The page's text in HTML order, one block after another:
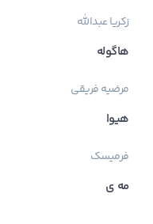
زکریا عبدالله
هاگوله
مرضیه فریقی
هیوا
فرمیسک
مه ی